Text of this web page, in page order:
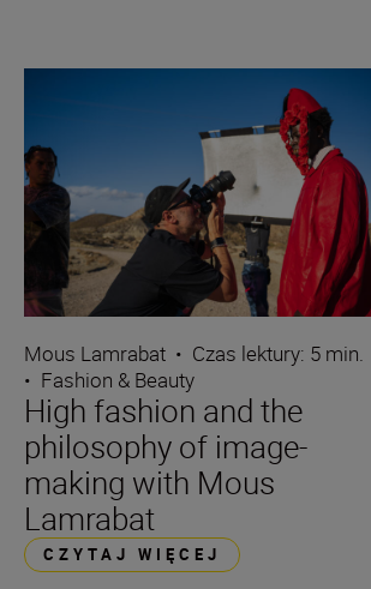
Mous Lamrabat • Czas lektury: 5 min.
• Fashion & Beauty
High fashion and the
philosophy of image-
making with Mous
Lamrabat
CZYTAJ WIĘCEJ